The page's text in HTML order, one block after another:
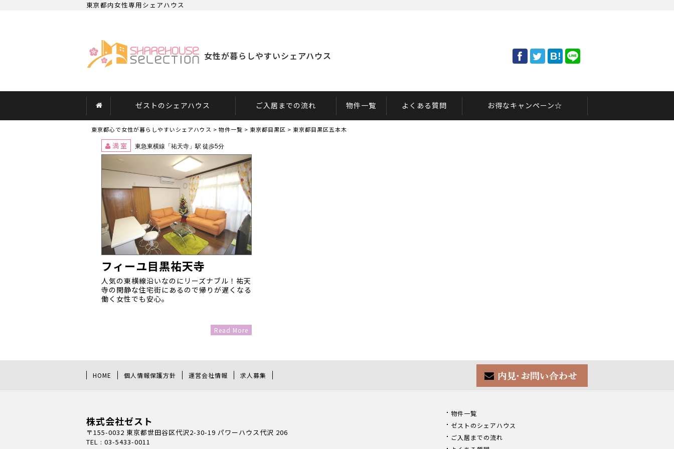
東京都内女性専用シェアハウス
女性が暮らしやすいシェアハウス
ゼストのシェアハウス ご入居までの流れ 物件一覧 よくある質問 お得なキャンペーン☆
東京都心で女性が暮らしやすいシェアハウス > 物件一覧 > 東京都目黒区 > 東京都目黒区五本木
満室 東急東横線「祐天寺」駅 徒歩5分
フィーユ目黒祐天寺
人気の東横線沿いなのにリーズナブル！祐天
寺の閑静な住宅街にあるので帰りが遅くなる
働く女性でも安心。
Read More
HOME 個人情報保護方針 運営会社情報 求人募集
株式会社ゼスト
〒155-0032 東京都世田谷区代沢2-30-19 パワーハウス代沢 206
TEL : 03-5433-0011
物件一覧
ゼストのシェアハウス
ご入居までの流れ